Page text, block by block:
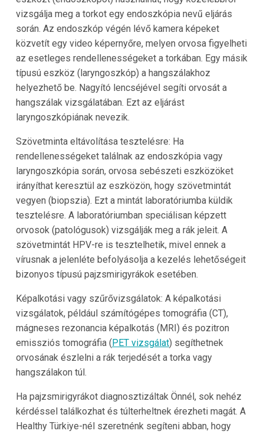
vizsgálja meg a torkot egy endoszkópia nevű eljárás
során. Az endoszkóp végén lévő kamera képeket
közvetít egy video képernyőre, melyen orvosa figyelheti
az esetleges rendellenességeket a torkában. Egy másik
típusú eszköz (laryngoszkóp) a hangszálakhoz
helyezhető be. Nagyító lencséjével segíti orvosát a
hangszálak vizsgálatában. Ezt az eljárást
laryngoszkópiának nevezik.
Szövetminta eltávolítása tesztelésre: Ha
rendellenességeket találnak az endoszkópia vagy
laryngoszkópia során, orvosa sebészeti eszközöket
irányíthat keresztül az eszközön, hogy szövetmintát
vegyen (biopszia). Ezt a mintát laboratóriumba küldik
tesztelésre. A laboratóriumban speciálisan képzett
orvosok (patológusok) vizsgálják meg a rák jeleit. A
szövetmintát HPV-re is tesztelhetik, mivel ennek a
vírusnak a jelenléte befolyásolja a kezelés lehetőségeit
bizonyos típusú pajzsmirigyrákok esetében.
Képalkotási vagy szűrővizsgálatok: A képalkotási
vizsgálatok, például számítógépes tomográfia (CT),
mágneses rezonancia képalkotás (MRI) és pozitron
emissziós tomográfia ( PET vizsgálat) segíthetnek
orvosának észlelni a rák terjedését a torka vagy
hangszálakon túl.
Ha pajzsmirigyrákot diagnosztizáltak Önnél, sok nehéz
kérdéssel találkozhat és túlterheltnek érezheti magát. A
Healthy Türkiye-nél szeretnénk segíteni abban, hogy